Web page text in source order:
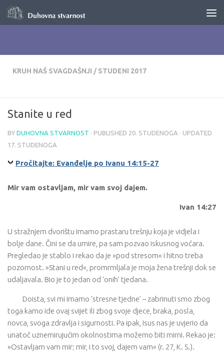
Skip to content
KRUH NAŠ SVAGDAŠNJI / STUDENI 2017
Stanite u red
BY DUHOVNA STVARNOST · PUBLISHED 20. STUDENOGA · UPDATED
17. STUDENOGA
Pročitajte: Evanđelje po Ivanu 14:15-27
Mir vam ostavljam, mir vam svoj dajem.
Ivan 14:27
U stražnjem dvorištu imamo prastaru trešnju koja je vidjela i
bolje dane. Čini se da umire, pa sam pozvao iskusnog voćara.
Pregledao je stablo i rekao da je »pod stresom« i hitno treba
pozornost. »Stani u red«, promrmljala je moja žena trešnji dok se
udaljavala. Bio je to jedan od ‘onih’ tjedana.
Doista, svi mi imamo ‘stresne tjedne’ – zabrinuti smo zbog
toga kamo ide ovaj svijet ili zbog svoje djece, braka, posla,
novca, svoga zdravlja i sigurnosti. Pa ipak, Isus nas je uvjerio da
unatoč uznemirujućim okolnostima možemo biti mirni. Rekao je:
»Ostavljam vam mir; mir, i to svoj, dajem vam« (r. 27, K. S.).